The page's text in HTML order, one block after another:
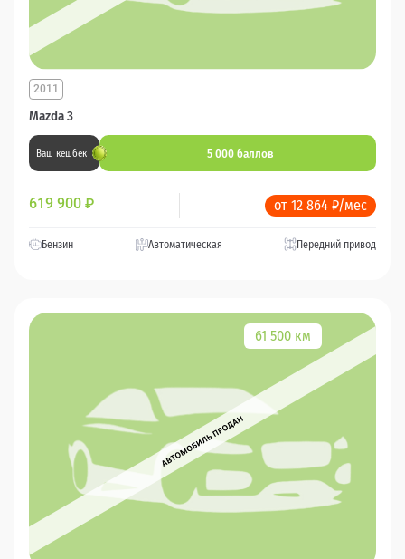
Mazda 3
2011
Ваш кешбек 5 000 баллов
619 900 ₽ от 12 864 ₽/мес
Бензин Автоматическая Передний привод
61 500 км